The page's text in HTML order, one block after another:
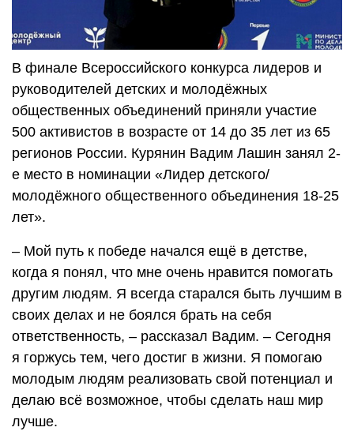
В финале Всероссийского конкурса лидеров и
руководителей детских и молодёжных
общественных объединений приняли участие
500 активистов в возрасте от 14 до 35 лет из 65
регионов России. Курянин Вадим Лашин занял 2-
е место в номинации «Лидер детского/
молодёжного общественного объединения 18-25
лет».
– Мой путь к победе начался ещё в детстве,
когда я понял, что мне очень нравится помогать
другим людям. Я всегда старался быть лучшим в
своих делах и не боялся брать на себя
ответственность, – рассказал Вадим. – Сегодня
я горжусь тем, чего достиг в жизни. Я помогаю
молодым людям реализовать свой потенциал и
делаю всё возможное, чтобы сделать наш мир
лучше.